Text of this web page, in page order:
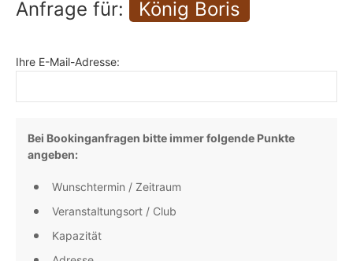
Anfrage für: König Boris
Ihre E-Mail-Adresse:
Bei Bookinganfragen bitte immer folgende Punkte
angeben:
Wunschtermin / Zeitraum
Veranstaltungsort / Club
Kapazität